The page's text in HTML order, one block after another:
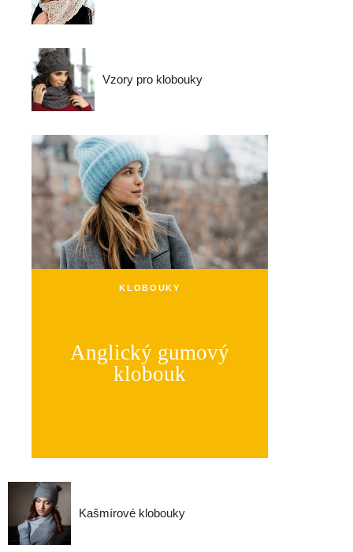
Vzory pro klobouky
KLOBOUKY
Anglický gumový
klobouk
Kašmírové klobouky